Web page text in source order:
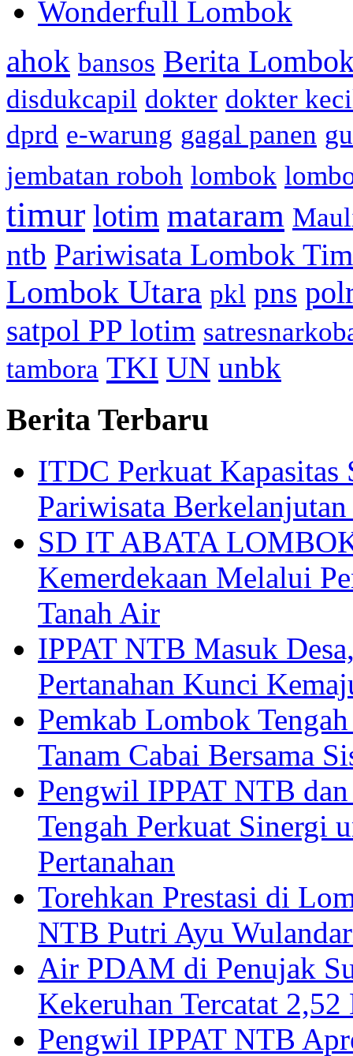
Wonderfull Lombok
ahok bansos Berita
disdukcapil dokter dokter
dprd e-warung gagal panen
jembatan roboh lombok
timur lotim mataram
ntb Pariwisata Lombok
Lombok Utara pkl pns
satpol PP lotim
tambora TKI UN unbk
Berita Terbaru
ITDC Perkuat
Pariwisata
SD IT ABATA
Kemerdekaan Melalui
Tanah Air
IPPAT NTB Masuk
Pertanahan Kunci
Pemkab Lombok
Tanam Cabai Bersama
Pengwil IPPAT NTB
Tengah Perkuat Sinergi
Pertanahan
Torehkan Prestasi di
NTB Putri Ayu
Air PDAM di Penujak
Kekeruhan Tercatat
Pengwil IPPAT NTB